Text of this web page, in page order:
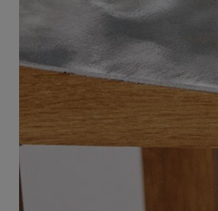
Cassiaコレクション
サマーセレクション
メンズ向けギフト
レッドソール